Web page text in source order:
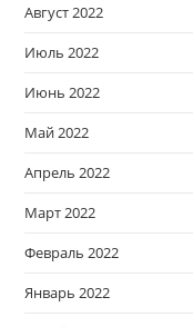
Август 2022
Июль 2022
Июнь 2022
Май 2022
Апрель 2022
Март 2022
Февраль 2022
Январь 2022